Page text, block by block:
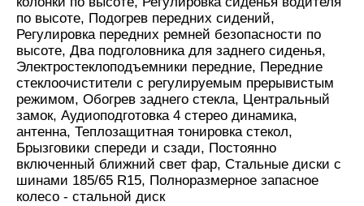
по высоте, Подогрев передних сидений,
Регулировка передних ремней безопасности по
высоте, Два подголовника для заднего сиденья,
Электростеклоподъемники передние, Передние
стеклоочистители с регулируемым прерывистым
режимом, Обогрев заднего стекла, Центральный
замок, Аудиоподготовка 4 стерео динамика,
антенна, Теплозащитная тонировка стекол,
Брызговики спереди и сзади, Постоянно
включенный ближний свет фар, Стальные диски с
шинами 185/65 R15, Полноразмерное запасное
колесо - стальной диск